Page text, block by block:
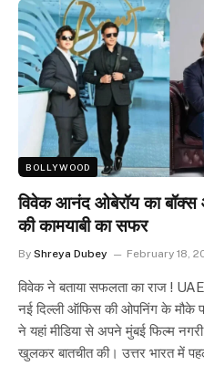
BOLLYWOOD
विवेक आनंद ओबेरॉय का
की कामयाबी का सफर
By Shreya Dubey February 18,
विवेक ने बताया सफलता का राज !
नई दिल्ली ऑफिस की ओपनिंग के
ने यहां मीडिया से अपने मुंबई फिल्म
खुलकर बातचीत की। उत्तर भारत में